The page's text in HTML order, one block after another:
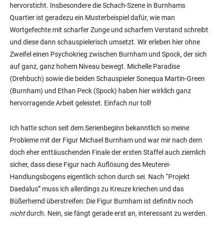
hervorsticht. Insbesondere die Schach-Szene in Burnhams
Quartier ist geradezu ein Musterbeispiel dafür, wie man
Wortgefechte mit scharfer Zunge und scharfem Verstand schreibt
und diese dann schauspielerisch umsetzt. Wir erleben hier ohne
Zweifel einen Psychokrieg zwischen Burnham und Spock, der sich
auf ganz, ganz hohem Niveau bewegt. Michelle Paradise
(Drehbuch) sowie die beiden Schauspieler Sonequa Martin-Green
(Burnham) und Ethan Peck (Spock) haben hier wirklich ganz
hervorragende Arbeit geleistet. Einfach nur toll!
Ich hatte schon seit dem Serienbeginn bekanntlich so meine
Probleme mit der Figur Michael Burnham und war mir nach dem
doch eher enttäuschenden Finale der ersten Staffel auch ziemlich
sicher, dass diese Figur nach Auflösung des Meuterei-
Handlungsbogens eigentlich schon durch sei. Nach “Projekt
Daedalus” muss ich allerdings zu Kreuze kriechen und das
Büßerhemd überstreifen: Die Figur Burnham ist definitiv noch
nichtdurch. Nein, sie fängt gerade erst an, interessant zu werden.